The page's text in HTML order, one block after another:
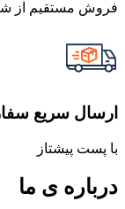
فروش مستقیم از
ارسال سریع
با پست پیشتاز
درباره ی ما